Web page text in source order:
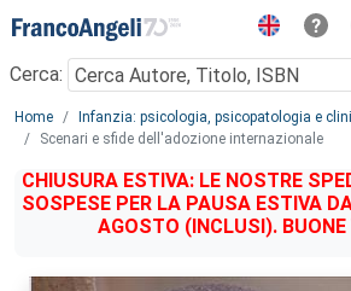
Menu
Cerca:
Main content
Home
Infanzia: psicologia, psicopatologia e
Scenari e sfide dell'adozione internazionale
CHIUSURA ESTIVA: LE NOSTRE
SOSPESE PER LA PAUSA ESTIVA
AGOSTO (INCLUSI). BUONE